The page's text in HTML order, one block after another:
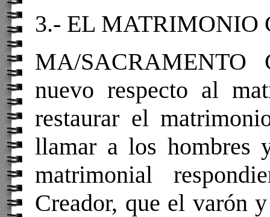
3.- EL MATRIMONIO
MA/SACRAMENTO
nuevo respecto al
restaurar el
llamar a los hombres
matrimonial
Creador, que el varón